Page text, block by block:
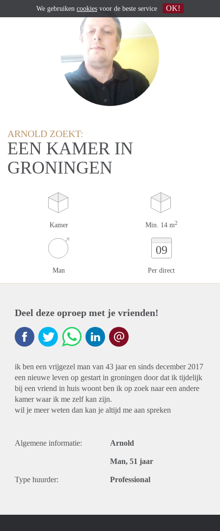
ARNOLD ZOEKT:
EEN KAMER IN
GRONINGEN
Kamer Min. 14 m2
Man
09
Per direct
Deel deze oproep met je vrienden!
ik ben een vrijgezel man van 43 jaar en sinds december 2017
een nieuwe leven op gestart in groningen door dat ik tijdelijk
bij een vriend in huis woont ben ik op zoek naar een andere
kamer waar ik me zelf kan zijn.
wil je meer weten dan kan je altijd me aan spreken
Algemene informatie: Arnold
Man, 51 jaar
Type huurder: Professional
We gebruiken cookies voor de beste service OK!